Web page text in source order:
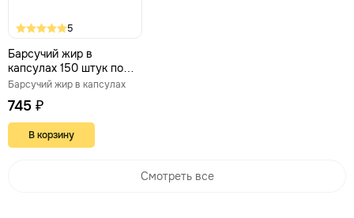
5
Барсучий жир в
капсулах 150 штук по
0,3 г
Барсучий жир в капсулах
745 ₽
В корзину
Смотреть все